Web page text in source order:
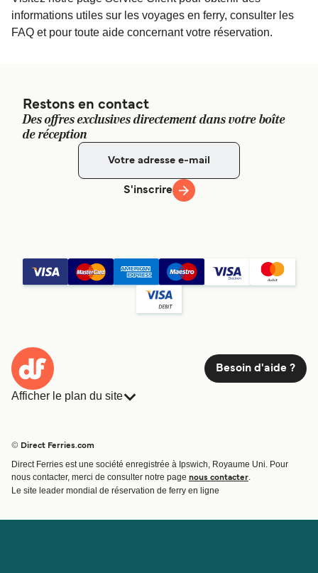
informations utiles sur les voyages en ferry, consulter les
FAQ et pour toute aide concernant votre réservation.
Restons en contact
Des offres exclusives directement dans votre boîte
de réception
S'inscrire
Besoin d'aide ?
Afficher le plan du site
Traversées et ports
Billet de bateau
© Direct Ferries.com
Direct Ferries est une société enregistrée à Ipswich, Royaume Uni. Pour
nous contacter, merci de consulter notre page nous contacter
Le site leader mondial de réservation de ferry en ligne